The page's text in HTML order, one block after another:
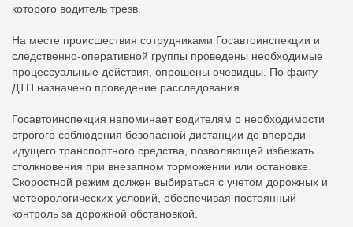
которого водитель трезв.
На месте происшествия сотрудниками Госавтоинспекции и
следственно-оперативной группы проведены необходимые
процессуальные действия, опрошены очевидцы. По факту
ДТП назначено проведение расследования.
Госавтоинспекция напоминает водителям о необходимости
строгого соблюдения безопасной дистанции до впереди
идущего транспортного средства, позволяющей избежать
столкновения при внезапном торможении или остановке.
Скоростной режим должен выбираться с учетом дорожных и
метеорологических условий, обеспечивая постоянный
контроль за дорожной обстановкой.